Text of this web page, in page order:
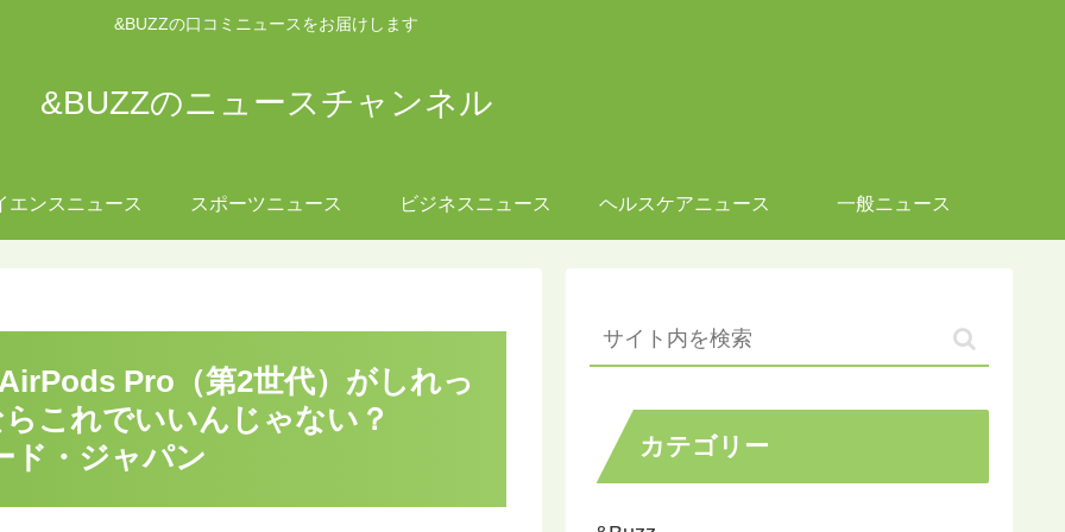
&BUZZの口コミニュースをお届けします
&BUZZのニュースチャンネル
エンスニュース スポーツニュース ビジネスニュース ヘルスケアニュース 一般ニュース
Pro（第2世代）がしれっ
これでいいんじゃない？
ド・ジャパン
カテゴリー